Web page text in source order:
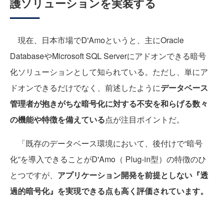
現在、日本市場でD'Amoというと、主にOracle
DatabaseやMicrosoft SQL Serverにアドオンできる暗号
化ソリューションとして知られている。ただし、単にア
ドオンできるだけでなく、前述したようにデータベース
管理者が抱きがちな暗号化に対する不安を和らげる数々
の機能や特徴を備えている点が注目ポイントだ。
「既存のデータベース環境において、後付けで“暗号
化”を導入できることがD'Amo（ Plug-in型）の特徴のひ
とつですが、 アプリケーション開発を前提としない『透
過的暗号化』を実現できる点も高く評価されています。